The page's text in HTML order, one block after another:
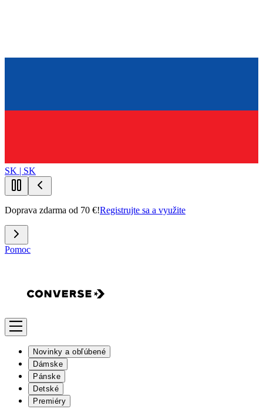
SK | SK
Doprava zdarma od 70 €!Registrujte sa a využite
Pomoc
Novinky a obľúbené
Dámske
Pánske
Detské
Premiéry